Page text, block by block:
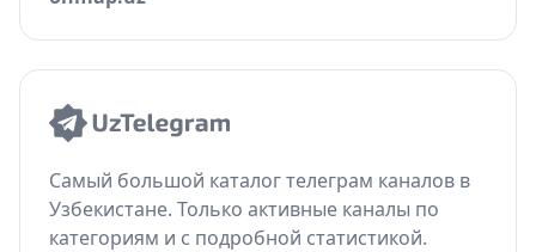
Самый большой каталог телеграм каналов в
Узбекистане. Только активные каналы по
категориям и с подробной статистикой.